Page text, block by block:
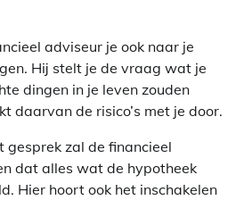
adviseur je ook naar je
Hij stelt je de vraag wat je
dingen in je leven zouden
daarvan de risico’s met je door.
gesprek zal de financieel
dat alles wat de hypotheek
Hier hoort ook het inschakelen